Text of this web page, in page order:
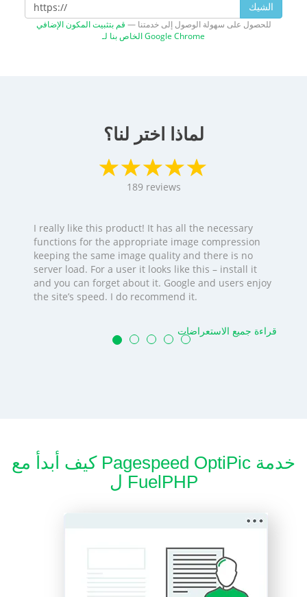
الشيك
للحصول على سهولة الوصول إلى خدمتنا — قم بتثبيت المكون الإضافي
الخاص بنا لـ Google Chrome
لماذا اختر لنا؟
189 reviews
I really like this product! It has all the necessary
functions for the appropriate image compression
keeping the same image quality and there is no
server load. For a user it looks like this – install it
and you can forget about it. Google and users enjoy
the site’s speed. I do recommend it.
قراءة جميع الاستعراضات
كيف أبدأ مع Pagespeed OptiPic خدمة
ل FuelPHP